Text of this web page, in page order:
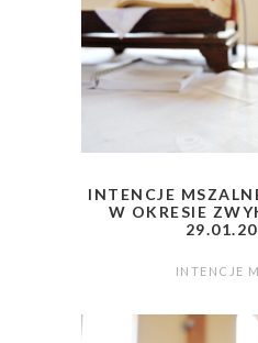
INTENCJE
W OKRESIE
INTENCJE